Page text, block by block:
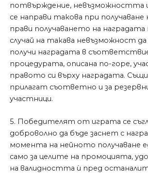
потвърждение, невъзможността
се направи такова при получаване
прави получаването на
случай на такава невъзможност
получи наградата в
процедурата, описана по-горе,
правото си върху наградата.
прилагат съответно и за
участници.
5. Победителят от играта се
доброволно да бъде заснет с
момента на нейното получаване
само за целите на промоцията,
на валидността ѝ пред